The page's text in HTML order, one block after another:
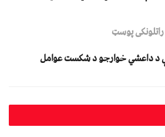
راتلونکی پوسټ
د داعشي خوارجو د شکست عوامل